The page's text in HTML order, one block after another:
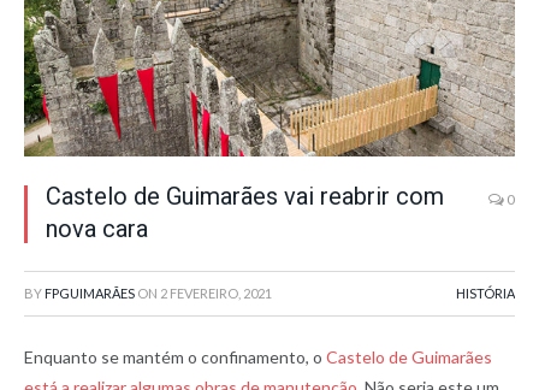
Castelo de Guimarães vai reabrir com
nova cara
0
BY FPGUIMARÃES ON 2 FEVEREIRO, 2021 HISTÓRIA
Enquanto se mantém o confinamento, o Castelo de Guimarães